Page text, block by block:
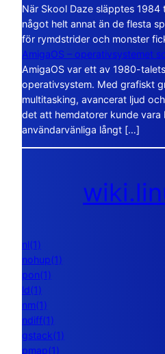
När Skool Daze släpptes 1984
något helt annat än de flesta
för rymdstrider och monster
AmigaOS – operativsystemet
AmigaOS var ett av 1980-
operativsystem. Med grafiskt
multitasking, avancerat ljud
det att hemdatorer kunde
användarvänliga långt […]
nl(1)
nohup(1)
pon(1)
ld(1)
nm(1)
ndiff(1)
gstack(1)
pmap(1)